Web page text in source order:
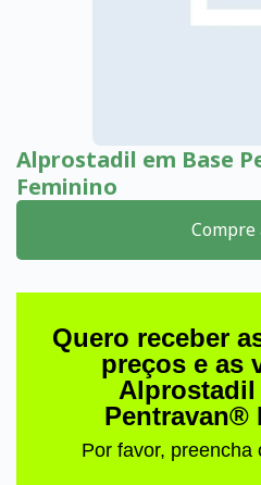
Alprostadil em Base
Feminino
Compre
Quero receber
preços e as
Alprostadil
Pentravan®
Por favor, preencha